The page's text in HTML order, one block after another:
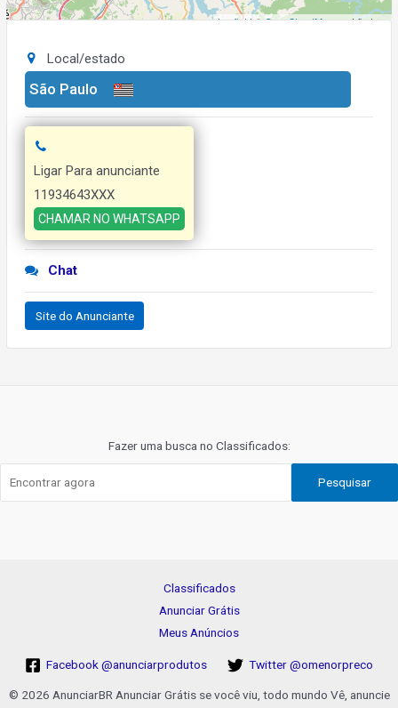
Leaflet| ©OpenStreetMapcontributors
Local/estado
São Paulo
Ligar Para anunciante
11934643XXX
CHAMAR NO WHATSAPP
Chat
Site do Anunciante
Fazer uma busca no Classificados:
Pesquisar
Classificados
Anunciar Grátis
Meus Anúncios
Facebook @anunciarprodutos Twitter @omenorpreco
© 2026 AnunciarBR Anunciar Grátis se você viu, todo mundo Vê, anuncie